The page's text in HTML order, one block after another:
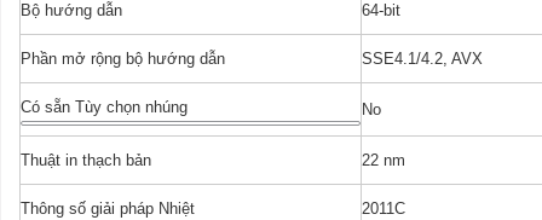
Bộ hướng dẫn 64-bit
Phần mở rộng bộ hướng dẫn SSE4.1/4.2, AVX
Có sẵn Tùy chọn nhúng No
Thuật in thạch bản 22 nm
Thông số giải pháp Nhiệt 2011C